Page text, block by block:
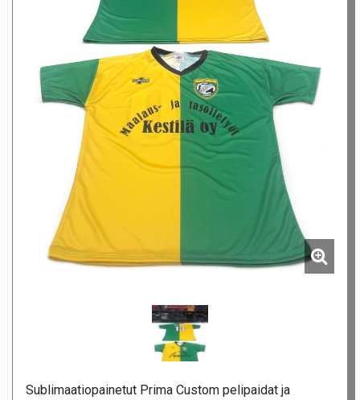
Sublimaatiopainetut Prima Custom pelipaidat ja